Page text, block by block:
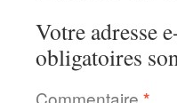
Votre adresse
obligatoires
Commentaire